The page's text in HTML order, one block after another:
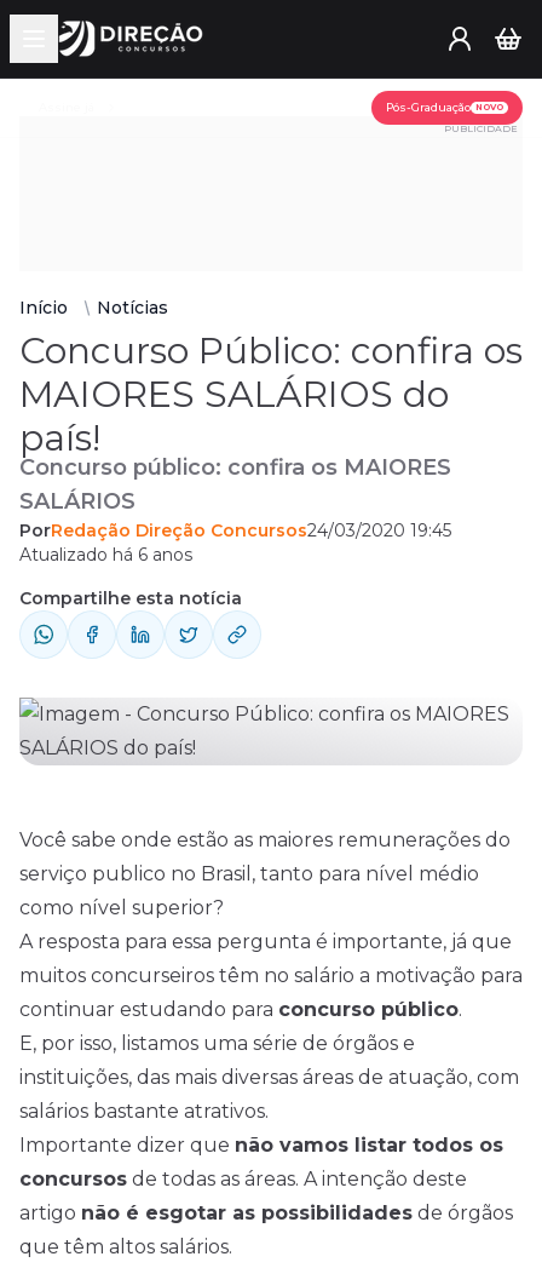
Open main menu
Pós-Graduação NOVO
PUBLICIDADE
Início Notícias
Concurso Público: confira os
MAIORES SALÁRIOS do
país!
Concurso público: confira os MAIORES
SALÁRIOS
PorRedação Direção Concursos24/03/2020 19:45
Atualizado há 6 anos
Compartilhe esta notícia
Você sabe onde estão as maiores remunerações do
serviço publico no Brasil, tanto para nível médio
como nível superior?
A resposta para essa pergunta é importante, já que
muitos concurseiros têm no salário a motivação para
continuar estudando para concurso público.
E, por isso, listamos uma série de órgãos e
instituições, das mais diversas áreas de atuação, com
salários bastante atrativos.
Importante dizer que não vamos listar todos os
concursos de todas as áreas. A intenção deste
artigo não é esgotar as possibilidades de órgãos
que têm altos salários.